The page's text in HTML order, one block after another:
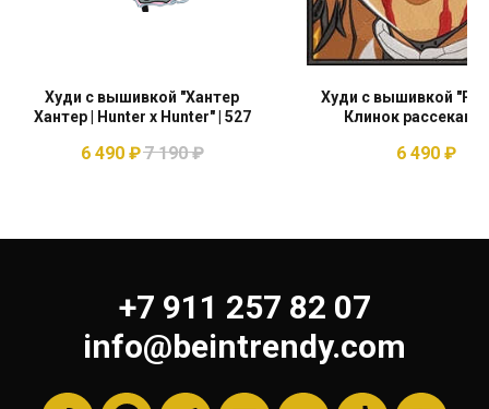
Худи с вышивкой "Хантер
Хантер | Hunter x Hunter" | 527
6 490 ₽7 190 ₽
Худи с вышивкой
Клинок
6 490 ₽
+7 911 257 82 07
info@beintrendy.com